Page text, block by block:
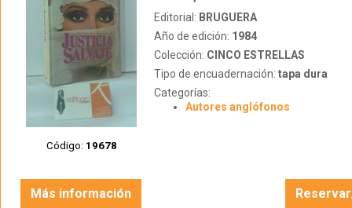
Código: 19678
Editorial: BRUGUERA
Año de edición: 1984
Colección: CINCO ESTRELLAS
Tipo de encuadernación: tapa dura
Categorías:
Autores anglófonos
Más información